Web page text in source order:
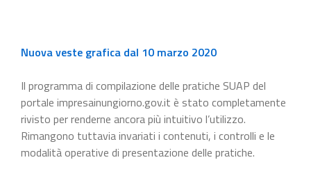
Nuova veste grafica dal 10 marzo 2020
Il programma di compilazione delle pratiche SUAP del
portale impresainungiorno.gov.it è stato completamente
rivisto per renderne ancora più intuitivo l’utilizzo.
Rimangono tuttavia invariati i contenuti, i controlli e le
modalità operative di presentazione delle pratiche.